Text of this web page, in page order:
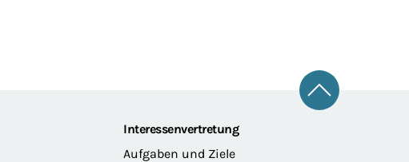
Zum
Interessenvertretung
Aufgaben und Ziele